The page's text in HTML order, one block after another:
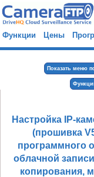
Функции Цены
Показать меню
Настройка IP-
(прошивка
программного
облачной
копирования,